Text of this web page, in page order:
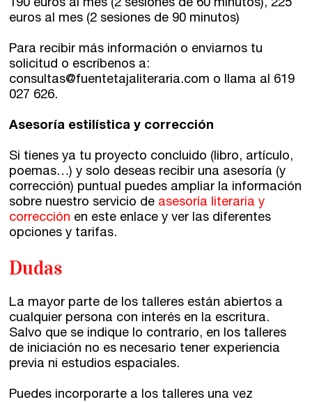
190 euros al mes (2 sesiones de 60 minutos), 225
euros al mes (2 sesiones de 90 minutos)
Para recibir más información o enviarnos tu
solicitud o escríbenos a:
consultas@fuentetajaliteraria.com o llama al 619
027 626.
Asesoría estilística y corrección
Si tienes ya tu proyecto concluido (libro, artículo,
poemas…) y solo deseas recibir una asesoría (y
corrección) puntual puedes ampliar la información
sobre nuestro servicio de asesoría literaria y
corrección en este enlace y ver las diferentes
opciones y tarifas.
Dudas
La mayor parte de los talleres están abiertos a
cualquier persona con interés en la escritura.
Salvo que se indique lo contrario, en los talleres
de iniciación no es necesario tener experiencia
previa ni estudios espaciales.
Puedes incorporarte a los talleres una vez